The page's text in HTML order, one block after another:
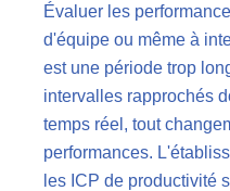
Évaluer les
d'équipe ou même à
est une période trop
intervalles rapprochés
temps réel, tout
performances.
les ICP de productivité